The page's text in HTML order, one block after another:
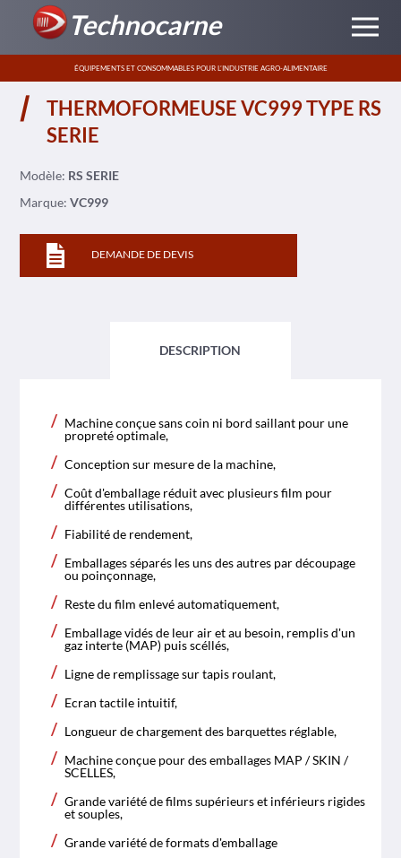
Technocarne
ÉQUIPEMENTS ET CONSOMMABLES POUR L’INDUSTRIE AGRO-ALIMENTAIRE
THERMOFORMEUSE VC999 TYPE RS
SERIE
Modèle: RS SERIE
Marque:VC999
DEMANDE DE DEVIS
DESCRIPTION
Machine conçue sans coin ni bord saillant pour une
propreté optimale,
Conception sur mesure de la machine,
Coût d'emballage réduit avec plusieurs film pour
différentes utilisations,
Fiabilité de rendement,
Emballages séparés les uns des autres par découpage
ou poinçonnage,
Reste du film enlevé automatiquement,
Emballage vidés de leur air et au besoin, remplis d'un
gaz interte (MAP) puis scéllés,
Ligne de remplissage sur tapis roulant,
Ecran tactile intuitif,
Longueur de chargement des barquettes réglable,
Machine conçue pour des emballages MAP / SKIN /
SCELLES,
Grande variété de films supérieurs et inférieurs rigides
et souples,
Grande variété de formats d'emballage